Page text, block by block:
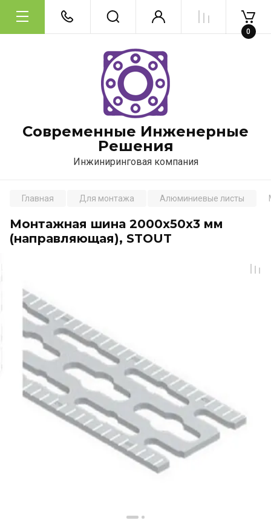
Современные Инженерные
Решения
Инжиниринговая компания
0
Главная Для монтажа Алюминиевые листы
Монтажная шина 2000х50х3 мм
(направляющая), STOUT